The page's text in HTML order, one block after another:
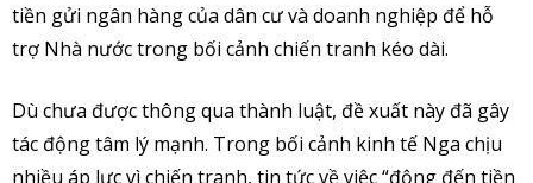
tiền gửi ngân hàng của dân cư và doanh nghiệp để hỗ
trợ Nhà nước trong bối cảnh chiến tranh kéo dài.
Dù chưa được thông qua thành luật, đề xuất này đã gây
tác động tâm lý mạnh. Trong bối cảnh kinh tế Nga chịu
nhiều áp lực vì chiến tranh, tin tức về việc “động đến tiền